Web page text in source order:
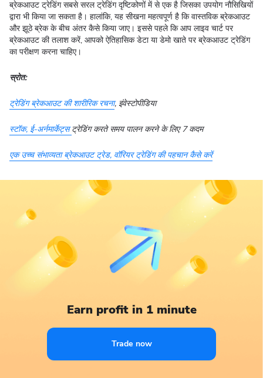
ब्रेकआउट ट्रेडिंग सबसे सरल ट्रेडिंग दृष्टिकोणों में से एक है जिसका उपयोग नौसिखियों
द्वारा भी किया जा सकता है। हालांकि, यह सीखना महत्वपूर्ण है कि वास्तविक ब्रेकआउट
और झूठे ब्रेक के बीच अंतर कैसे किया जाए। इससे पहले कि आप लाइव चार्ट पर
ब्रेकआउट की तलाश करें, आपको ऐतिहासिक डेटा या डेमो खाते पर ब्रेकआउट ट्रेडिंग
का परीक्षण करना चाहिए।
स्रोत:
ट्रेडिंग ब्रेकआउट की शारीरिक रचना, इंवेस्टोपीडिया
स्टॉक, ई-अर्नमार्केट्सट्रेडिंग करते समय पालन करने के लिए 7 कदम
एक उच्च संभाव्यता ब्रेकआउट ट्रेड, वॉरियर ट्रेडिंग की पहचान कैसे करें
Earn profit in 1 minute
Trade now